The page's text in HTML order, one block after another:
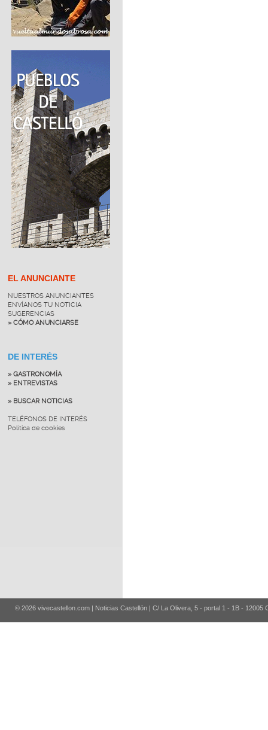
EL ANUNCIANTE
NUESTROS ANUNCIANTES
ENVÍANOS TU NOTICIA
SUGERENCIAS
» CÓMO ANUNCIARSE
DE INTERÉS
» GASTRONOMÍA
» ENTREVISTAS
» BUSCAR NOTICIAS
TELÉFONOS DE INTERÉS
Política de cookies
© 2026 vivecastellon.com | Noticias Castellón | C/ La Olivera, 5 - portal 1 - 1B - 12005